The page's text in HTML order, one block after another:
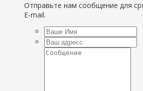
Отправьте нам сообщение для
E-mail.